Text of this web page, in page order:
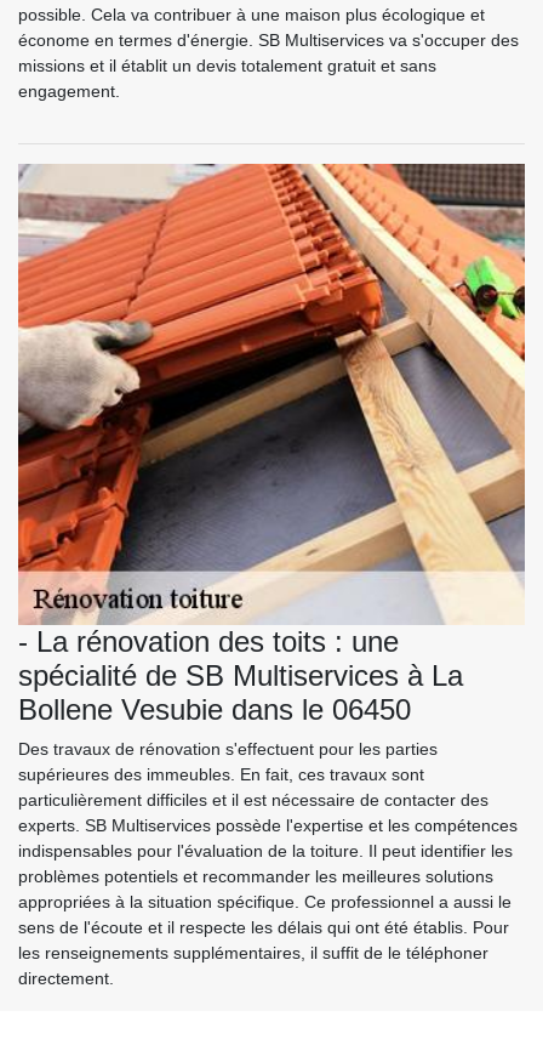
possible. Cela va contribuer à une maison plus écologique et
économe en termes d'énergie. SB Multiservices va s'occuper des
missions et il établit un devis totalement gratuit et sans
engagement.
- La rénovation des toits : une
spécialité de SB Multiservices à La
Bollene Vesubie dans le 06450
Des travaux de rénovation s'effectuent pour les parties
supérieures des immeubles. En fait, ces travaux sont
particulièrement difficiles et il est nécessaire de contacter des
experts. SB Multiservices possède l'expertise et les compétences
indispensables pour l'évaluation de la toiture. Il peut identifier les
problèmes potentiels et recommander les meilleures solutions
appropriées à la situation spécifique. Ce professionnel a aussi le
sens de l'écoute et il respecte les délais qui ont été établis. Pour
les renseignements supplémentaires, il suffit de le téléphoner
directement.